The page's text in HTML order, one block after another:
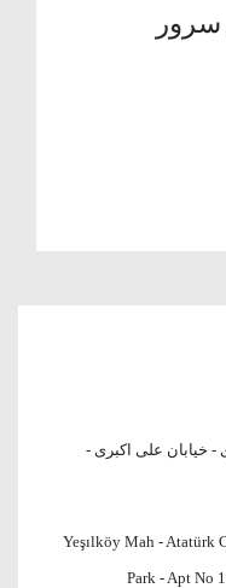
علی اکبری -
Yeşılköy Mah -
Park - Apt